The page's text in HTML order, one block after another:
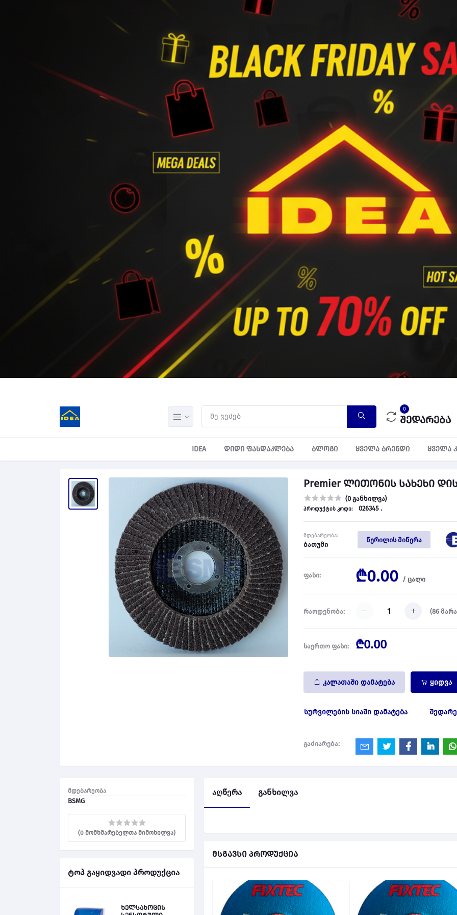
0
შედარება
IDEA დიდი ფასდაკლება ბლოგი ყველა ბრენდი ყველა
Premier ლითონის სახეხი
(0 განხილვა)
პროდუქტის კოდი: 026345 .
მდებარეობა:
ბათუმი
წერილის მიწერა
ფასი: ₾0.00 /ცალი
რაოდენობა: (86
საერთო ფასი: ₾0.00
კალათაში დამატება ყიდვა
სურვილების სიაში დამატება
გაძიარება:
მდებარეობა
BSMG
(0 მომხმარებელთა მიმოხილვა)
ტოპ გაყიდვადი პროდუქცია
ხელსახოცის
აღწერა განხილვა
მსგავსი პროდუქცია